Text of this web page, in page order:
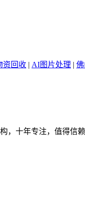
资回收 | AI图片处理 |
，十年专注，值得信赖